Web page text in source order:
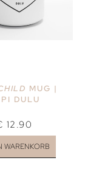
MUG |
DULU
12.90
WARENKORB